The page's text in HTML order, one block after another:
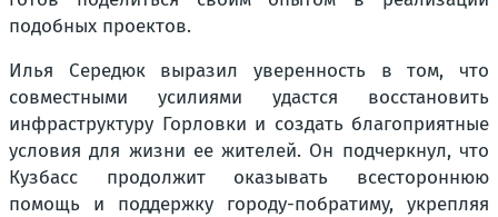
подобных проектов.
Илья Середюк выразил уверенность в том, что
совместными усилиями удастся восстановить
инфраструктуру Горловки и создать благоприятные
условия для жизни ее жителей. Он подчеркнул, что
Кузбасс продолжит оказывать всестороннюю
помощь и поддержку городу-побратиму, укрепляя